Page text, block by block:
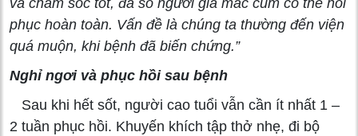
và chăm sóc tốt, đa số người già mắc cúm có thể hồi
phục hoàn toàn. Vấn đề là chúng ta thường đến viện
quá muộn, khi bệnh đã biến chứng.”
Nghỉ ngơi và phục hồi sau bệnh
Sau khi hết sốt, người cao tuổi vẫn cần ít nhất 1 –
2 tuần phục hồi. Khuyến khích tập thở nhẹ, đi bộ